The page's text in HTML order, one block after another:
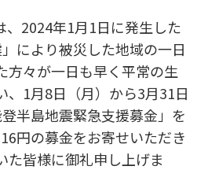
、2024年1月1日に発生した
により被災した地域の一日
方々が一日も早く平常の生
、1月8日（月）から3月31日
半島地震緊急支援募金」を
円の募金をお寄せいただき
た皆様に御礼申し上げま